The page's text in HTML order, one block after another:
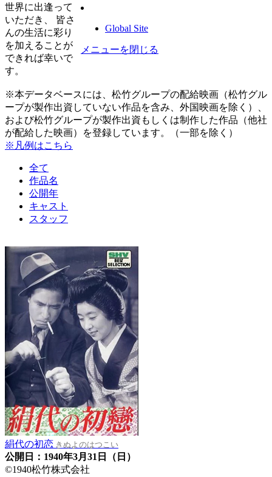
Global Site
メニューを閉じる
世界に出逢って
いただき、 皆さ
んの生活に彩り
を加えることが
できれば幸いで
す。
※本データベースには、松竹グループの配給映画（松竹グル
ープが製作出資していない作品を含み、外国映画を除く）、
および松竹グループが製作出資もしくは制作した作品（他社
が配給した映画）を登録しています。（一部を除く）
※凡例はこちら
全て
作品名
公開年
キャスト
スタッフ
絹代の初恋 きぬよのはつこい
公開日：1940年3月31日（日）
©1940松竹株式会社